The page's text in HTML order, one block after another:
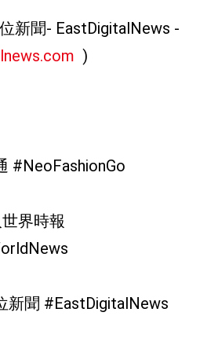
新聞- EastDigitalNews -
)
#NeoFashionGo
界時報
新聞 #EastDigitalNews